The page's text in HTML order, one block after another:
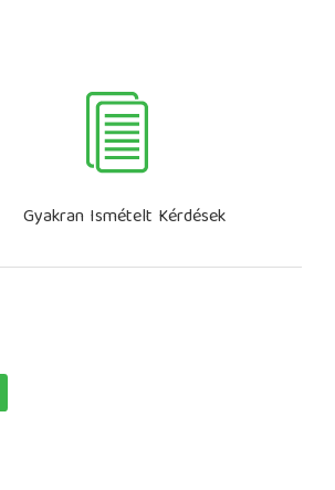
Gyakran Ismételt Kérdések